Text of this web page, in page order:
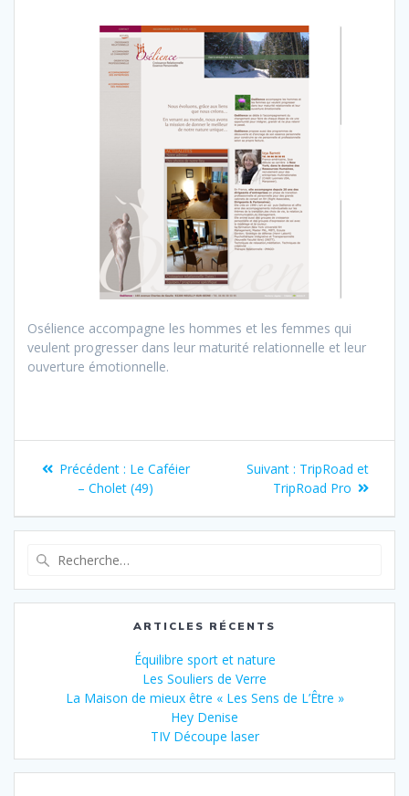
Osélience accompagne les hommes et les femmes qui
veulent progresser dans leur maturité relationnelle et leur
ouverture émotionnelle.
Précédent : Le Caféier
– Cholet (49)
Suivant : TripRoad et
TripRoad Pro
ARTICLES RÉCENTS
Équilibre sport et nature
Les Souliers de Verre
La Maison de mieux être « Les Sens de L’Être »
Hey Denise
TIV Découpe laser